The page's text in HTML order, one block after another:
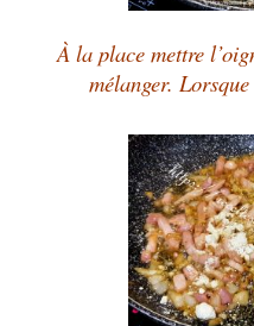
À la place mettre
mélanger.